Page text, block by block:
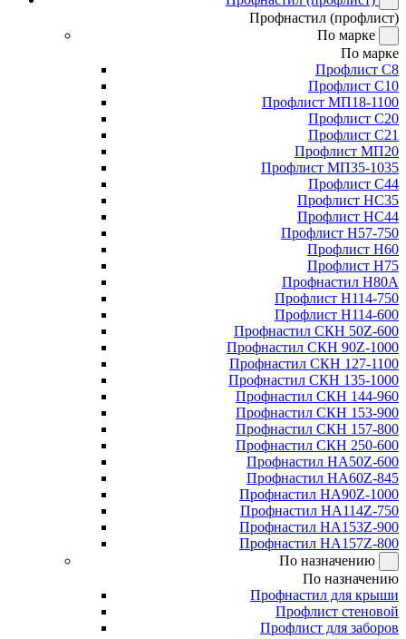
Профнастил (профлист)
По марке
По марке
Профлист С8
Профлист С10
Профлист МП18-1100
Профлист С20
Профлист С21
Профлист МП20
Профлист МП35-1035
Профлист С44
Профлист НС35
Профлист НС44
Профлист Н57-750
Профлист Н60
Профлист Н75
Профнастил Н80А
Профлист Н114-750
Профлист Н114-600
Профнастил СКН 50Z-600
Профнастил СКН 90Z-1000
Профнастил СКН 127-1100
Профнастил СКН 135-1000
Профнастил СКН 144-960
Профнастил СКН 153-900
Профнастил СКН 157-800
Профнастил СКН 250-600
Профнастил НА50Z-600
Профнастил НА60Z-845
Профнастил НА90Z-1000
Профнастил НА114Z-750
Профнастил НА153Z-900
Профнастил НА157Z-800
По назначению
По назначению
Профнастил для крыши
Профлист стеновой
Профлист для заборов